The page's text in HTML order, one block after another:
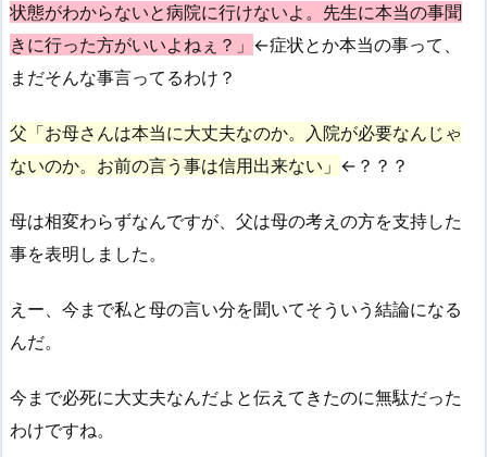
状態がわからないと病院に行けないよ。先生に本当の事聞
きに行った方がいいよねぇ？」 ←症状とか本当の事って、
まだそんな事言ってるわけ？
父「お母さんは本当に大丈夫なのか。入院が必要なんじゃ
ないのか。お前の言う事は信用出来ない」 ←？？？
母は相変わらずなんですが、父は母の考えの方を支持した
事を表明しました。
えー、今まで私と母の言い分を聞いてそういう結論になる
んだ。
今まで必死に大丈夫なんだよと伝えてきたのに無駄だった
わけですね。